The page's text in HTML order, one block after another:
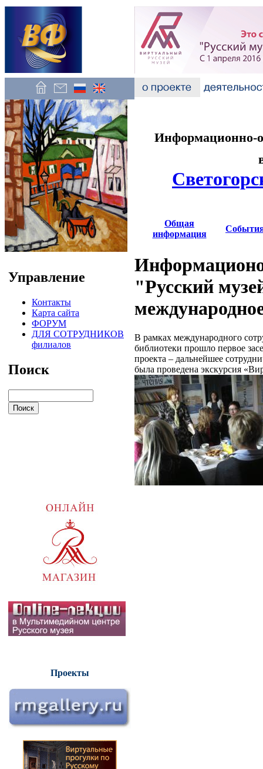
Управление
Контакты
Карта сайта
ФОРУМ
ДЛЯ СОТРУДНИКОВ
филиалов
Поиск
Проекты
Информационно-
Общая
информация
"Русский
В рамках международного
библиотеки прошло первое
проекта – дальнейшее
была проведена экскурсия